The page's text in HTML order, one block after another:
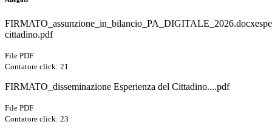
cittadino.pdf
File PDF
Contatore click: 21
FIRMATO_disseminazione Esperienza del Cittadino....pdf
File PDF
Contatore click: 23